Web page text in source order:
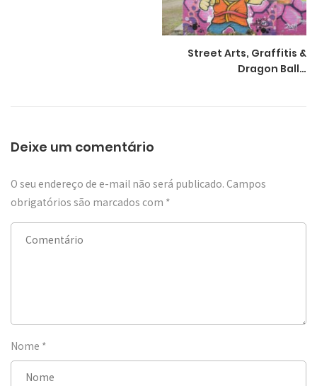
Street Arts, Graffitis &
Dragon Ball…
Deixe um comentário
O seu endereço de e-mail não será publicado. Campos
obrigatórios são marcados com *
Nome *